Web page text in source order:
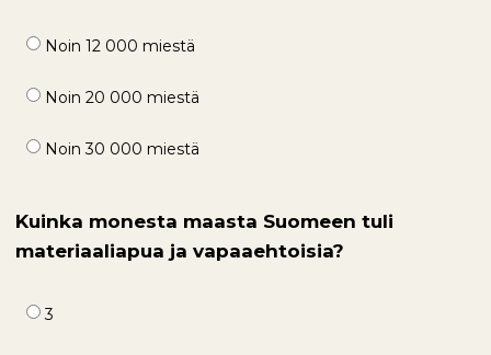
Noin 12 000 miestä
Noin 20 000 miestä
Noin 30 000 miestä
Kuinka monesta maasta Suomeen tuli
materiaaliapua ja vapaaehtoisia?
3